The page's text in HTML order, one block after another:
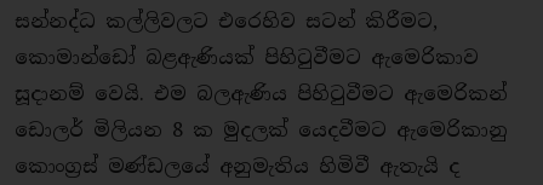
සන්නද්ධ කල්ලිවලට එරෙහිව සටන් කිරීමට,
කොමාන්ඩෝ බළඇණියක් පිහිටුවීමට ඇමෙරිකාව
සූදානම් වෙයි. එම බලඇණිය පිහිටුවීමට ඇමෙරිකන්
ඩොලර් මිලියන 8 ක මුදලක් යෙදවීමට ඇමෙරිකානු
කොංග‍්‍රස් මණ්ඩලයේ අනුමැතිය හිමිවී ඇතැයි ද